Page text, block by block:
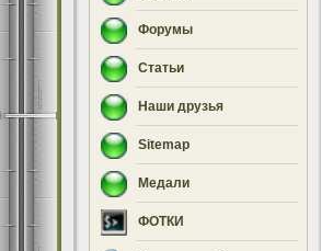
Форумы
Статьи
Наши друзья
Sitemap
Медали
ФОТКИ